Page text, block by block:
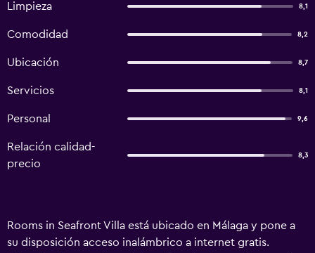
Limpieza 8,1
Comodidad 8,2
Ubicación 8,7
Servicios 8,1
Personal 9,6
Relación calidad-
precio
8,3
Rooms in Seafront Villa está ubicado en Málaga y pone a
su disposición acceso inalámbrico a internet gratis.